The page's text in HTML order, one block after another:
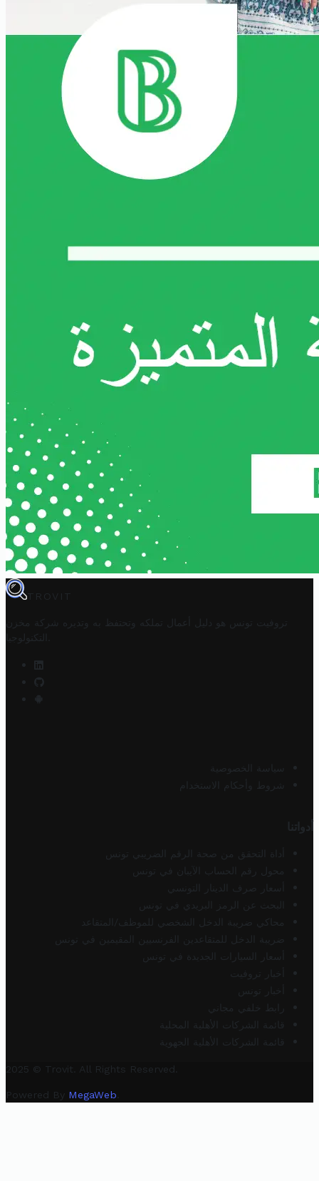
TROVIT
تروفيت تونس هو دليل أعمال تملكه وتحتفظ به وتديره
شركة مخزن
التكنولوجيا
سياسة الخصوصية
شروط وأحكام الاستخدام
أدواتنا
أداة التحقق من صحة الرقم الضريبي تونس
محول رقم الحساب الآيبان في تونس
أسعار صرف الدينار التونسي
البحث عن الرمز البريدي في تونس
محاكي ضريبة الدخل الشخصي للموظف/المتقاعد
ضريبة الدخل للمتقاعدين الفرنسيين المقيمين في تونس
أسعار السيارات الجديدة في تونس
أخبار تروفيت
أخبار تونس
رابط خلفي مجاني
قائمة الشركات الأهلية المحلية
قائمة الشركات الأهلية الجهوية
2025 © Trovit. All Rights Reserved.
Powered By MegaWeb